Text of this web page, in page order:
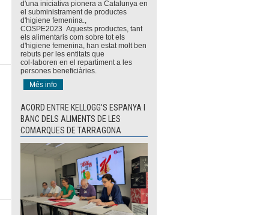
d'una iniciativa pionera a Catalunya en
el subministrament de productes
d'higiene femenina.,
COSPE2023 Aquests productes, tant
els alimentaris com sobre tot els
d'higiene femenina, han estat molt ben
rebuts per les entitats que
col·laboren en el repartiment a les
persones beneficiàries.
Més info
ACORD ENTRE KELLOGG'S ESPANYA I
BANC DELS ALIMENTS DE LES
COMARQUES DE TARRAGONA